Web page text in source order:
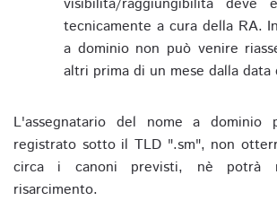
tecnicamente a cura della RA.
a dominio non può venire
altri prima di un mese dalla data
L'assegnatario del nome a dominio
registrato sotto il TLD ".sm", non
circa i canoni previsti, nè potrà
risarcimento.